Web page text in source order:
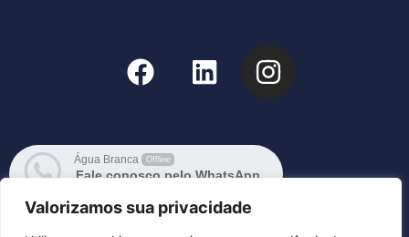
Valorizamos sua privacidade
Água Branca Offline
Fale conosco pelo WhatsApp